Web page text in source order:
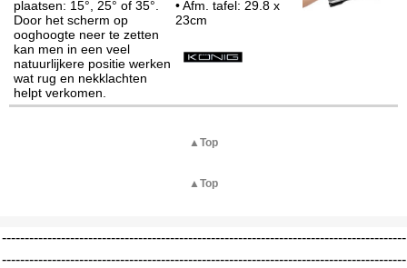
plaatsen: 15°, 25° of 35°.
Door het scherm op
ooghoogte neer te zetten
kan men in een veel
natuurlijkere positie werken
wat rug en nekklachten
helpt verkomen.
• Afm. tafel: 29.8 x
23cm
▲Top
▲Top
-----------------------------------------------------------------------------------------
-----------------------------------------------------------------------------------------